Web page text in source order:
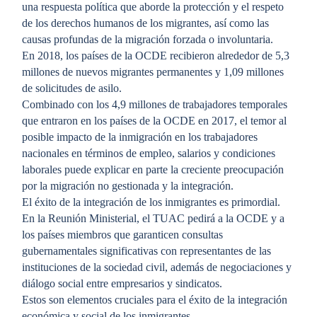
una respuesta política que aborde la protección y el respeto
de los derechos humanos de los migrantes, así como las
causas profundas de la migración forzada o involuntaria.
En 2018, los países de la OCDE recibieron alrededor de 5,3
millones de nuevos migrantes permanentes y 1,09 millones
de solicitudes de asilo.
Combinado con los 4,9 millones de trabajadores temporales
que entraron en los países de la OCDE en 2017, el temor al
posible impacto de la inmigración en los trabajadores
nacionales en términos de empleo, salarios y condiciones
laborales puede explicar en parte la creciente preocupación
por la migración no gestionada y la integración.
El éxito de la integración de los inmigrantes es primordial.
En la Reunión Ministerial, el TUAC pedirá a la OCDE y a
los países miembros que garanticen consultas
gubernamentales significativas con representantes de las
instituciones de la sociedad civil, además de negociaciones y
diálogo social entre empresarios y sindicatos.
Estos son elementos cruciales para el éxito de la integración